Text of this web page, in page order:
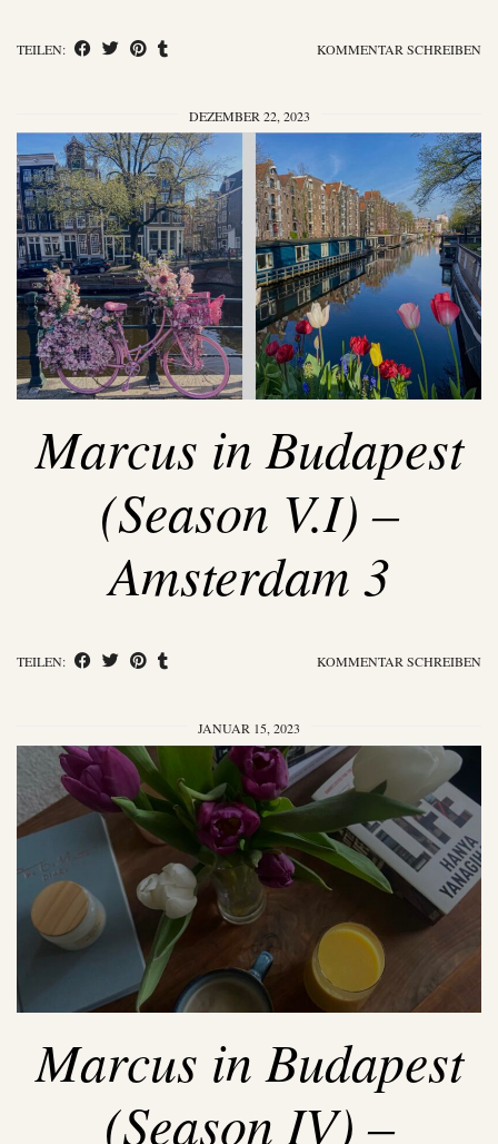
TEILEN: KOMMENTAR SCHREIBEN
DEZEMBER 22, 2023
Marcus in Budapest
(Season V.I) –
Amsterdam 3
TEILEN: KOMMENTAR SCHREIBEN
JANUAR 15, 2023
Marcus in Budapest
(Season IV) –